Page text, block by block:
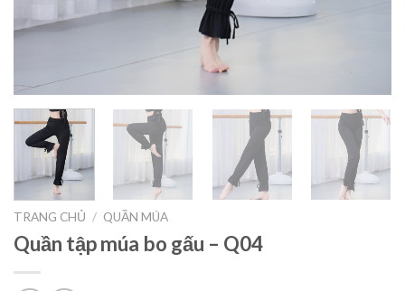
TRANG CHỦ / QUẦN MÚA
Quần tập múa bo gấu – Q04